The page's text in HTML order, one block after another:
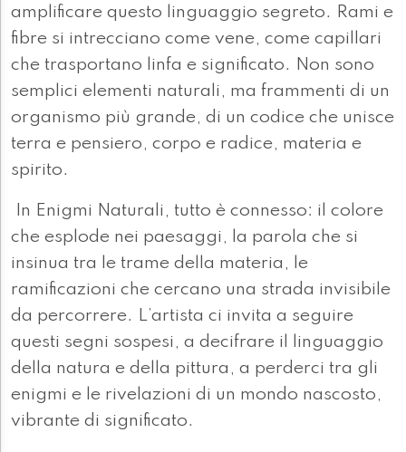
amplificare questo linguaggio segreto. Rami e
fibre si intrecciano come vene, come capillari
che trasportano linfa e significato. Non sono
semplici elementi naturali, ma frammenti di un
organismo più grande, di un codice che unisce
terra e pensiero, corpo e radice, materia e
spirito.
In Enigmi Naturali, tutto è connesso: il colore
che esplode nei paesaggi, la parola che si
insinua tra le trame della materia, le
ramificazioni che cercano una strada invisibile
da percorrere. L’artista ci invita a seguire
questi segni sospesi, a decifrare il linguaggio
della natura e della pittura, a perderci tra gli
enigmi e le rivelazioni di un mondo nascosto,
vibrante di significato.